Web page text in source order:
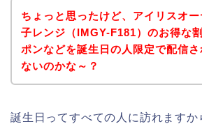
ちょっと思ったけど、アイリスオ
子レンジ（IMGY-F181）のお得な
ポンなどを誕生日の人限定で配信さ
ないのかな～？
誕生日ってすべての人に訪れますか